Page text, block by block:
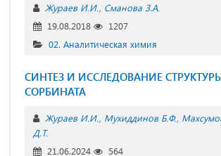
Жураев И.И. Сманова З.А.
19.08.2018
1207
02. Аналитическая химия
СИНТЕЗ И ИССЛЕДОВАНИЕ
СОРБИНАТА
Жураев И.И. Мухиддинов Б.Ф.
Д.Т.
21.06.2024
564